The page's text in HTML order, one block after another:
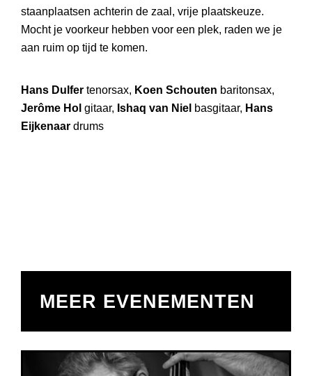
staanplaatsen achterin de zaal, vrije plaatskeuze.
Mocht je voorkeur hebben voor een plek, raden we je
aan ruim op tijd te komen.
Hans Dulfer tenorsax, Koen Schouten baritonsax,
Jerôme Hol gitaar, Ishaq van Niel basgitaar, Hans
Eijkenaar drums
MEER EVENEMENTEN